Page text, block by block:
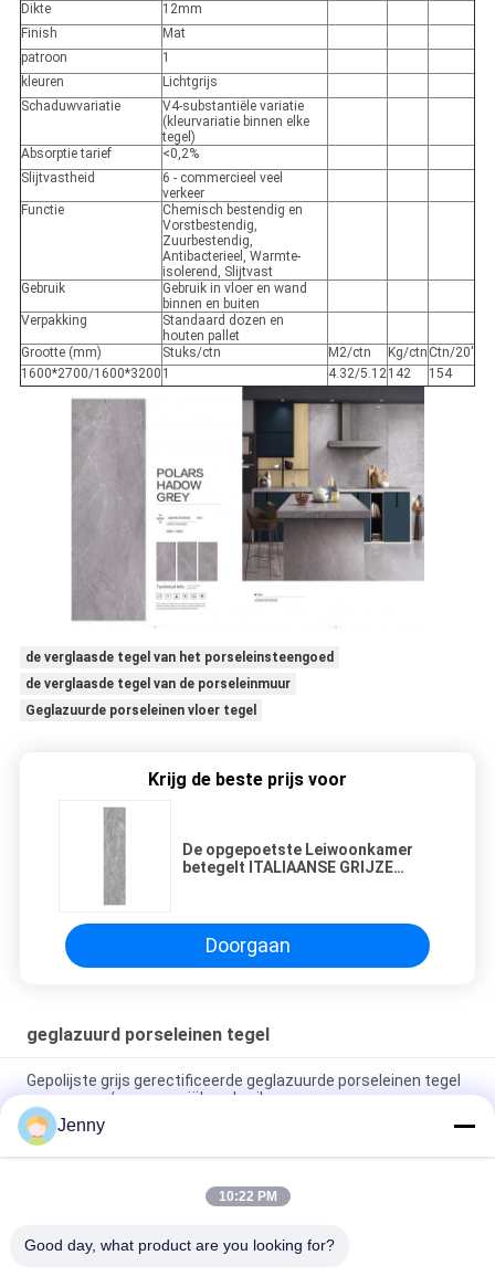
Dikte
12mm
Finish
Mat
patroon
1
kleuren
Lichtgrijs
Schaduwvariatie
V4-substantiële variatie
(kleurvariatie binnen elke
tegel)
Absorptie tarief
<0,2%
Slijtvastheid
6 - commercieel veel
verkeer
Functie
Chemisch bestendig en
Vorstbestendig,
Zuurbestendig,
Antibacterieel, Warmte-
isolerend, Slijtvast
Gebruik
Gebruik in vloer en wand
binnen en buiten
Verpakking
Standaard dozen en
houten pallet
Grootte (mm)
Stuks/ctn M2/ctn Kg/ctn Ctn/20'
1600*2700/1600*3200 1 4.32/5.12142 154
de verglaasde tegel van het porseleinsteengoed
de verglaasde tegel van de porseleinmuur
Geglazuurde porseleinen vloer tegel
Krijg de beste prijs voor
De opgepoetste Leiwoonkamer
betegelt ITALIAANSE GRIJZE
de Douchevloer
Doorgaan
geglazuurd porseleinen tegel
Gepolijste grijs gerectificeerde geglazuurde porseleinen tegel
voor woon- / commerciële gebruik
Glanzend geglazuurd gerectificeerd porseleinen tegel met
gepolijste afwerking lage wateropname PEI-classificatie 4
Wit geglazuurde tegelmachine Volledig lichaam Porseleinen
Jenny
10:22 PM
Good day, what product are you looking for?